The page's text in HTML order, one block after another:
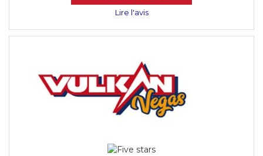
Lire l'avis